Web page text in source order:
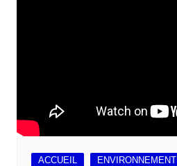
ACCUEIL ENVIRONNEMENT